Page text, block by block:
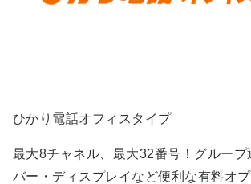
ひかり電話オフィスタイプ
最大8チャネル、最大32番号！グループ
バー・ディスプレイなど便利な有料オ